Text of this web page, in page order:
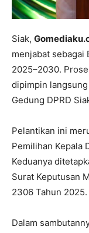
Siak,
menjabat sebagai
2025–2030.
dipimpin
Gedung DPRD
Pelantikan ini
Pemilihan Kepala
Keduanya
Surat Keputusan
2306 Tahun 2025.
Dalam